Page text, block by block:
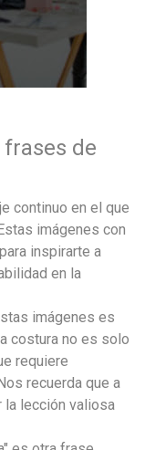
de
continuo en el que
imágenes con
inspirarte a
en la
imágenes es
costura no es solo
requiere
recuerda que a
la lección valiosa